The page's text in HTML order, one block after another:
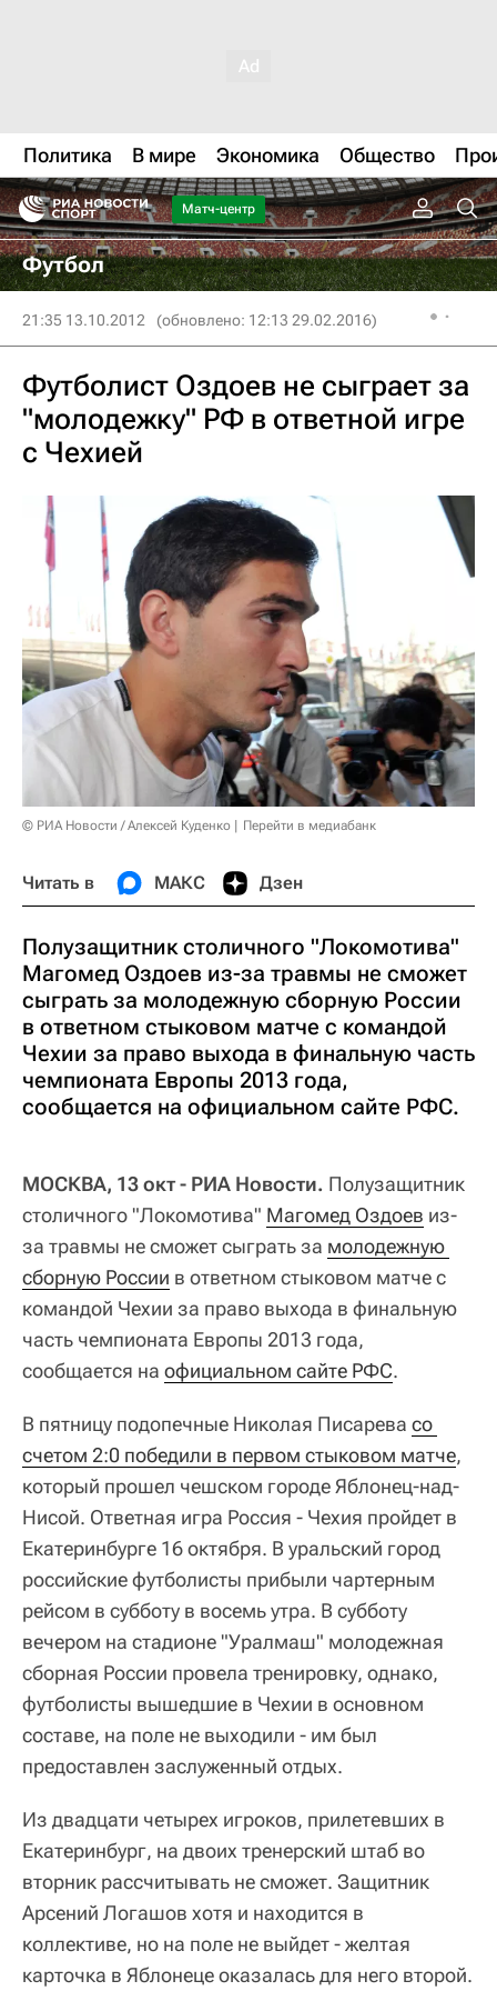
Политика В мире Экономика Общество
Матч-центр
Футбол
21:35 13.10.2012 (обновлено: 12:13 29.02.2016)
Футболист Оздоев не сыграет за
"молодежку" РФ в ответной игре
с Чехией
© РИА Новости / Алексей Куденко Перейти в медиабанк
Читать в МАКС Дзен
Полузащитник столичного "Локомотива"
Магомед Оздоев из-за травмы не сможет
сыграть за молодежную сборную России
в ответном стыковом матче с командой
Чехии за право выхода в финальную часть
чемпионата Европы 2013 года,
сообщается на официальном сайте РФС.
МОСКВА, 13 окт - РИА Новости. Полузащитник
столичного "Локомотива" Магомед Оздоев из-
за травмы не сможет сыграть за молодежную
сборную России в ответном стыковом матче с
командой Чехии за право выхода в финальную
часть чемпионата Европы 2013 года,
сообщается на официальном сайте РФС.
В пятницу подопечные Николая Писарева со
счетом 2:0 победили в первом стыковом матче,
который прошел чешском городе Яблонец-над-
Нисой. Ответная игра Россия - Чехия пройдет в
Екатеринбурге 16 октября. В уральский город
российские футболисты прибыли чартерным
рейсом в субботу в восемь утра. В субботу
вечером на стадионе "Уралмаш" молодежная
сборная России провела тренировку, однако,
футболисты вышедшие в Чехии в основном
составе, на поле не выходили - им был
предоставлен заслуженный отдых.
Из двадцати четырех игроков, прилетевших в
Екатеринбург, на двоих тренерский штаб во
вторник рассчитывать не сможет. Защитник
Арсений Логашов хотя и находится в
коллективе, но на поле не выйдет - желтая
карточка в Яблонеце оказалась для него второй.